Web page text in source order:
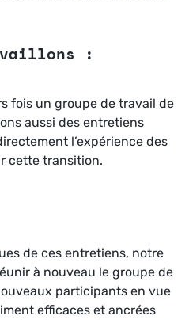
:
fois un groupe de travail de
aussi des entretiens
l’expérience des
cette transition.
de ces entretiens, notre
à nouveau le groupe de
participants en vue
efficaces et ancrées